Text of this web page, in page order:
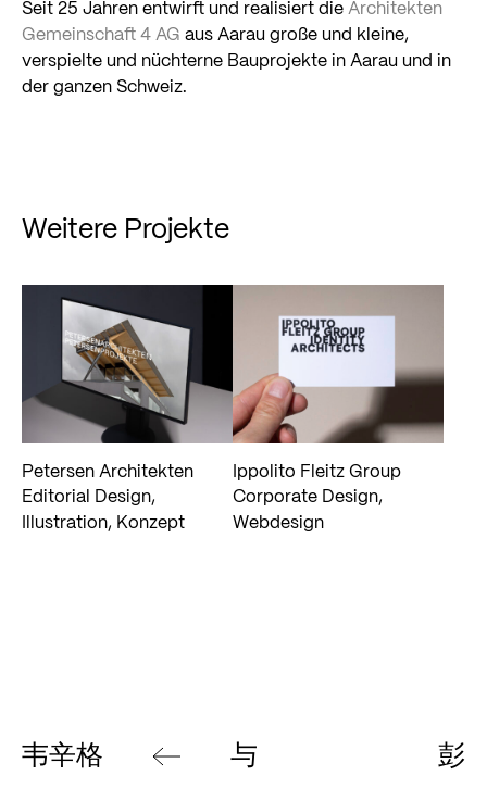
Seit 25 Jahren entwirft und realisiert die Architekten
Gemeinschaft 4 AG aus Aarau große und kleine,
verspielte und nüchterne Bauprojekte in Aarau und in
der ganzen Schweiz.
Weitere Projekte
Petersen Architekten
Editorial Design,
Illustration, Konzept
Ippolito Fleitz Group
Corporate Design,
Webdesign
韦辛格 与 彭